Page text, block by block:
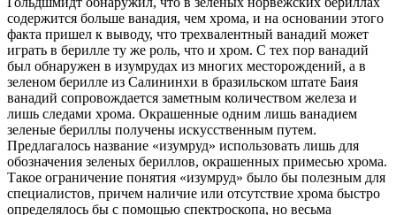
содержится больше ванадия, чем хрома, и на основании этого
факта пришел к выводу, что трехвалентный ванадий может
играть в берилле ту же роль, что и хром. С тех пор ванадий
был обнаружен в изумрудах из многих месторождений, а в
зеленом берилле из Салининхи в бразильском штате Баия
ванадий сопровождается заметным количеством железа и
лишь следами хрома. Окрашенные одним лишь ванадием
зеленые бериллы получены искусственным путем.
Предлагалось название «изумруд» использовать лишь для
обозначения зеленых бериллов, окрашенных примесью хрома.
Такое ограничение понятия «изумруд» было бы полезным для
специалистов, причем наличие или отсутствие хрома быстро
определялось бы с помощью спектроскопа, но весьма